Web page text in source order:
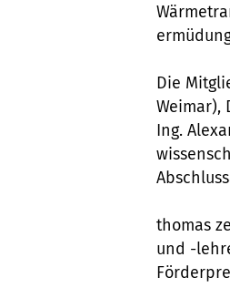
Die
Weimar),
Ing.
thomas
und -